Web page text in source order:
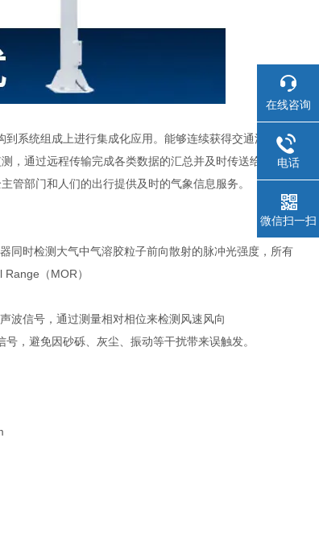
系统组成上进行集成化应用。能够连续获得交通沿线的气
，通过远程传输完成各类数据的汇总并及时传送给交通部
管部门和人们的出行提供及时的气象信息服务。
同时检测大气中气溶胶粒子前向散射的脉冲光强度，所有
（MOR）
波信号，通过测量相对相位来检测风速风向
，避免因砂砾、灰尘、振动等干扰带来误触发。
在线咨询
电话
微信扫一扫